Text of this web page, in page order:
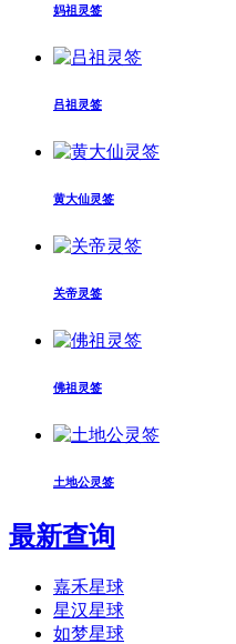
妈祖灵签
吕祖灵签
黄大仙灵签
关帝灵签
佛祖灵签
土地公灵签
最新查询
嘉禾星球
星汉星球
如梦星球